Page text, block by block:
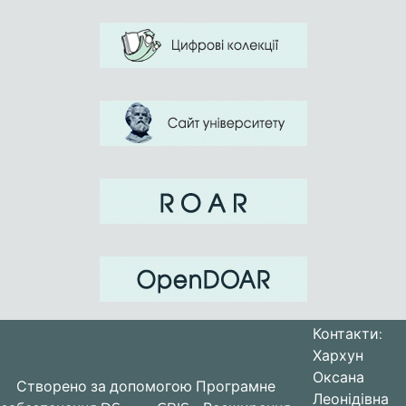
Створено за допомогою Програмне
Контакти:
Хархун
Оксана
Леонідівна